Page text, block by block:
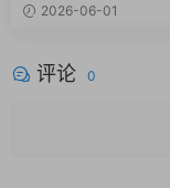
2026-06-01
评论 0